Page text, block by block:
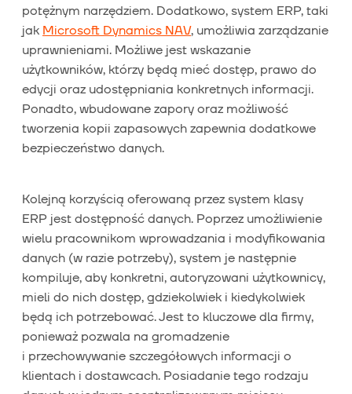
potężnym narzędziem. Dodatkowo, system ERP, taki
jak Microsoft Dynamics NAV, umożliwia zarządzanie
uprawnieniami. Możliwe jest wskazanie
użytkowników, którzy będą mieć dostęp, prawo do
edycji oraz udostępniania konkretnych informacji.
Ponadto, wbudowane zapory oraz możliwość
tworzenia kopii zapasowych zapewnia dodatkowe
bezpieczeństwo danych.
Kolejną korzyścią oferowaną przez system klasy
ERP jest dostępność danych. Poprzez umożliwienie
wielu pracownikom wprowadzania i modyfikowania
danych (w razie potrzeby), system je następnie
kompiluje, aby konkretni, autoryzowani użytkownicy,
mieli do nich dostęp, gdziekolwiek i kiedykolwiek
będą ich potrzebować. Jest to kluczowe dla firmy,
ponieważ pozwala na gromadzenie
i przechowywanie szczegółowych informacji o
klientach i dostawcach. Posiadanie tego rodzaju